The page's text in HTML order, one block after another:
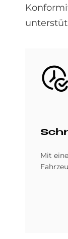
Bild
Mit